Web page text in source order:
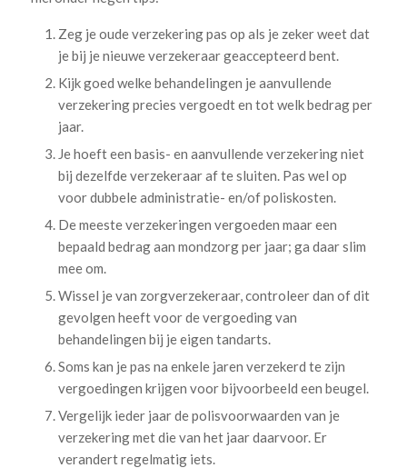
Zeg je oude verzekering pas op als je zeker weet dat
je bij je nieuwe verzekeraar geaccepteerd bent.
Kijk goed welke behandelingen je aanvullende
verzekering precies vergoedt en tot welk bedrag per
jaar.
Je hoeft een basis- en aanvullende verzekering niet
bij dezelfde verzekeraar af te sluiten. Pas wel op
voor dubbele administratie- en/of poliskosten.
De meeste verzekeringen vergoeden maar een
bepaald bedrag aan mondzorg per jaar; ga daar slim
mee om.
Wissel je van zorgverzekeraar, controleer dan of dit
gevolgen heeft voor de vergoeding van
behandelingen bij je eigen tandarts.
Soms kan je pas na enkele jaren verzekerd te zijn
vergoedingen krijgen voor bijvoorbeeld een beugel.
Vergelijk ieder jaar de polisvoorwaarden van je
verzekering met die van het jaar daarvoor. Er
verandert regelmatig iets.